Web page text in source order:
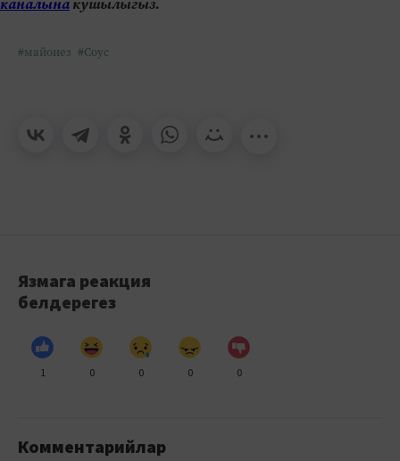
каналынакушылыгыз.
#майонез #Соус
Язмага реакция
белдерегез
1 0 0 0 0
Комментарийлар